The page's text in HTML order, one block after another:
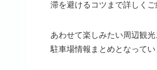
滞を避けるコツまで詳しくご
あわせて楽しみたい周辺観
駐車場情報まとめとなってい